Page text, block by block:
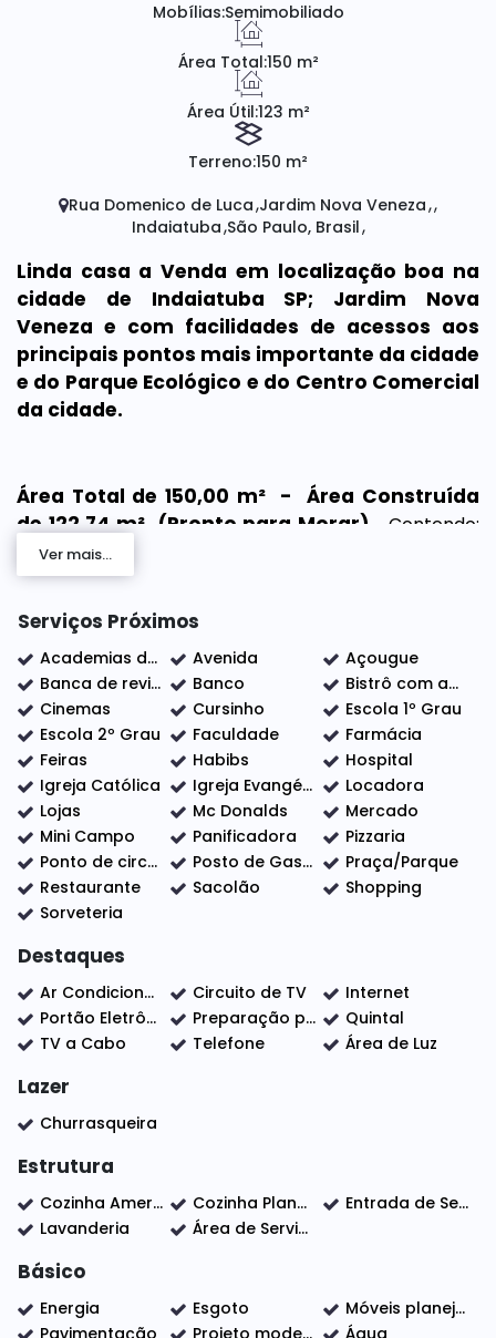
Mobílias:Semimobiliado
Área Total:150 m²
Área Útil:123 m²
Terreno:150 m²
Rua Domenico de Luca Jardim Nova Veneza
Indaiatuba São Paulo, Brasil
Linda casa a Venda em localização boa na
cidade de Indaiatuba SP; Jardim Nova
Veneza e com facilidades de acessos aos
principais pontos mais importante da cidade
e do Parque Ecológico e do Centro Comercial
da cidade.
Área Total de 150,00 m² - Área Construída
de 122,74 m² (Pronto para Morar).
Contendo;
Salas Conjugada (estar e jantar), Cozinha
Americana, Área de Serviços e Lavanderia, 2 Quartos
Garagem Sendo 2 Cobertas e com Churrasqueira.
Acabamento fino em Porcelanato, Massa Corrida e
Gesso. DIFERENCIAIS: Planejados na Cozinha e
Banheiros , Box, Área de Serviços Coberta. Agende
sua Visita Já!!! Nós da Elo Forte Assessoria Imobiliária
estamos a disposição para lhe atender. Somos
Correspondente Bancário pelo Itaú.
Ver mais...
Serviços Próximos
Academias de ginástica Avenida
Açougue
Banca de revistas
Banco
Bistrô com adega
Cinemas
Cursinho
Escola 1º Grau
Escola 2º Grau
Faculdade
Farmácia
Feiras
Habibs
Hospital
Igreja Católica
Igreja Evangélica
Locadora
Lojas
Mc Donalds
Mercado
Mini Campo
Panificadora
Pizzaria
Ponto de circular
Posto de Gasolina
Praça/Parque
Restaurante
Sacolão
Shopping
Sorveteria
Destaques
Ar Condicionado Circuito de TV
Internet
Portão Eletrônico
Preparação para ar condicionado
Quintal
TV a Cabo
Telefone Área de Luz
Lazer
Churrasqueira
Estrutura
Cozinha Americana Cozinha Planejada
Entrada de Serviço
Lavanderia
Área de Serviço
Básico
Energia Esgoto
Móveis planejados Clean
Pavimentação
Projeto moderno com fino acabamento Água